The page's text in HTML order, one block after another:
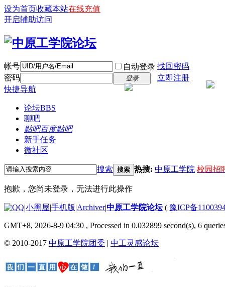
设为首页收藏本站在线充值
开启辅助访问
帐号 自动登录 找回密码
密码
登录
立即注册
快捷导航
论坛BBS
聊吧
贴吧百度贴吧
新手任务
微社区
搜索 搜索 热搜: 中原工学院 校园招
抱歉，您尚未登录，无法进行此操作
|小黑屋|手机版|Archiver|中原工学院论坛( 豫ICP备
GMT+8, 2026-8-9 04:30 , Processed in 0.032899 second(s), 6
© 2010-2017 中原工学院团委 | 中工灵感论坛